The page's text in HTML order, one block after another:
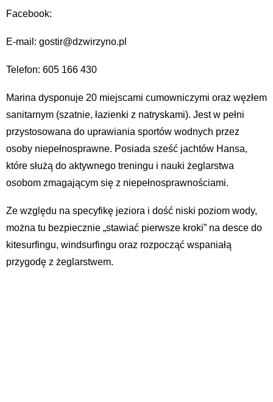
Facebook:
E-mail: gostir@dzwirzyno.pl
Telefon: 605 166 430
Marina dysponuje 20 miejscami cumowniczymi oraz węzłem
sanitarnym (szatnie, łazienki z natryskami). Jest w pełni
przystosowana do uprawiania sportów wodnych przez
osoby niepełnosprawne. Posiada sześć jachtów Hansa,
które służą do aktywnego treningu i nauki żeglarstwa
osobom zmagającym się z niepełnosprawnościami.
Ze względu na specyfikę jeziora i dość niski poziom wody,
można tu bezpiecznie „stawiać pierwsze kroki” na desce do
kitesurfingu, windsurfingu oraz rozpocząć wspaniałą
przygodę z żeglarstwem.